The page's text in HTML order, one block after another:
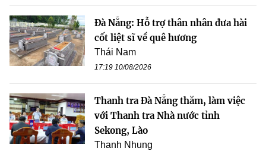
Đà Nẵng: Hỗ trợ thân nhân đưa hài
cốt liệt sĩ về quê hương
Thái Nam
17:19 10/08/2026
Thanh tra Đà Nẵng thăm, làm việc
với Thanh tra Nhà nước tỉnh
Sekong, Lào
Thanh Nhung